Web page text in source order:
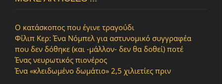
O κατάσκοπος που έγινε τραγούδι
Φίλιπ Κερ: Ένα Νόμπελ για αστυνομικό συγγραφέα
που δεν δόθηκε (και -μάλλον- δεν θα δοθεί) ποτέ
Ένας νευρωτικός πιονέρος
Ένα «κλειδωμένο δωμάτιο» 2,5 χιλιετίες πριν